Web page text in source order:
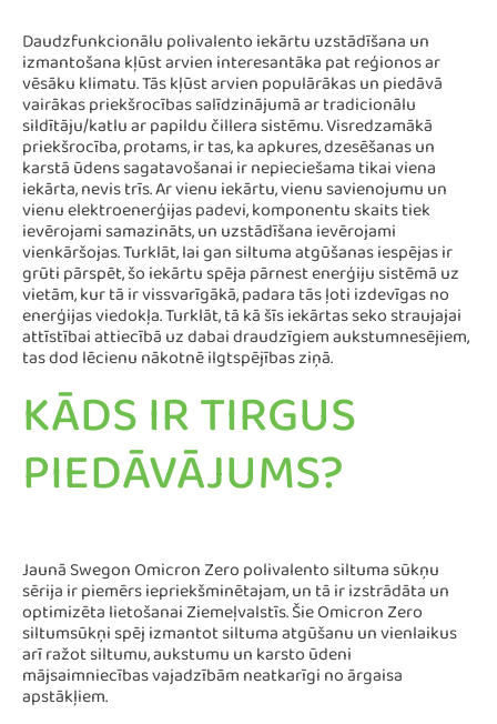
Daudzfunkcionālu polivalento iekārtu uzstādīšana un
izmantošana kļūst arvien interesantāka pat reģionos ar
vēsāku klimatu. Tās kļūst arvien populārākas un piedāvā
vairākas priekšrocības salīdzinājumā ar tradicionālu
sildītāju/katlu ar papildu čillera sistēmu. Visredzamākā
priekšrocība, protams, ir tas, ka apkures, dzesēšanas un
karstā ūdens sagatavošanai ir nepieciešama tikai viena
iekārta, nevis trīs. Ar vienu iekārtu, vienu savienojumu un
vienu elektroenerģijas padevi, komponentu skaits tiek
ievērojami samazināts, un uzstādīšana ievērojami
vienkāršojas. Turklāt, lai gan siltuma atgūšanas iespējas ir
grūti pārspēt, šo iekārtu spēja pārnest enerģiju sistēmā uz
vietām, kur tā ir vissvarīgākā, padara tās ļoti izdevīgas no
enerģijas viedokļa. Turklāt, tā kā šīs iekārtas seko straujajai
attīstībai attiecībā uz dabai draudzīgiem aukstumnesējiem,
tas dod lēcienu nākotnē ilgtspējības ziņā.
KĀDS IR TIRGUS
PIEDĀVĀJUMS?
Jaunā Swegon Omicron Zero polivalento siltuma sūkņu
sērija ir piemērs iepriekšminētajam, un tā ir izstrādāta un
optimizēta lietošanai Ziemeļvalstīs. Šie Omicron Zero
siltumsūkņi spēj izmantot siltuma atgūšanu un vienlaikus
arī ražot siltumu, aukstumu un karsto ūdeni
mājsaimniecības vajadzībām neatkarīgi no ārgaisa
apstākļiem.